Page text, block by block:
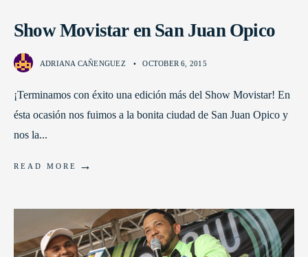
Show Movistar en San Juan Opico
ADRIANA CAÑENGUEZ • OCTOBER 6, 2015
¡Terminamos con éxito una edición más del Show Movistar! En
ésta ocasión nos fuimos a la bonita ciudad de San Juan Opico y
nos la...
READ MORE →